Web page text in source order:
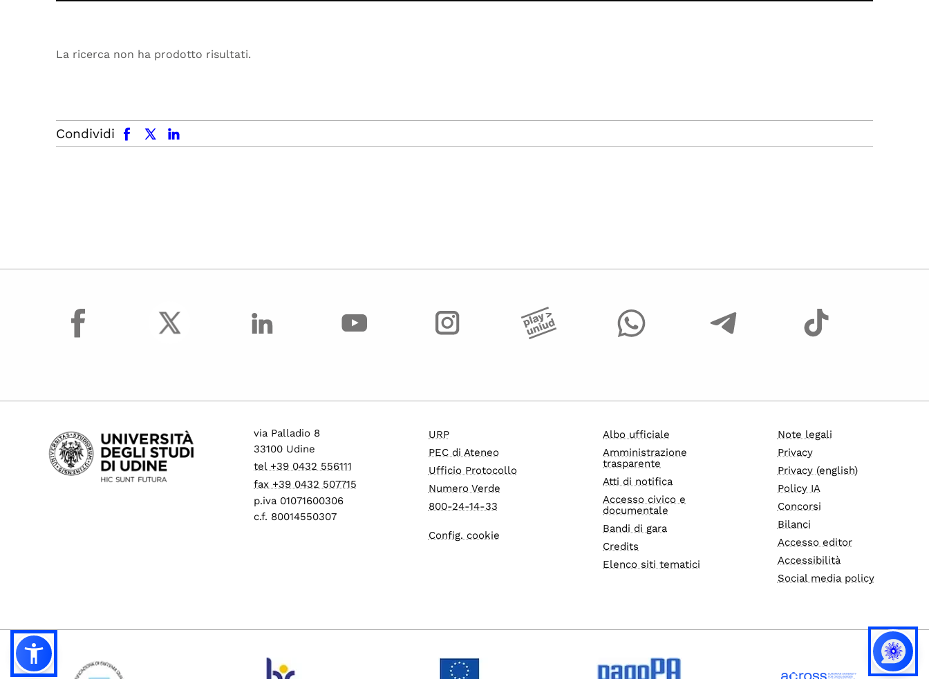
La ricerca non ha prodotto risultati.
Condividi
facebook x.com linkedin
facebook
via Palladio 8
33100 Udine
tel +39 0432 556111
fax +39 0432 507715
p.iva 01071600306
c.f. 80014550307
URP
PEC di Ateneo
Ufficio Protocollo
Numero Verde
800-24-14-33
Config. cookie
Albo ufficiale
Amministrazione
trasparente
Atti di notifica
Accesso civico e
documentale
Bandi di gara
Credits
Elenco siti tematici
Note legali
Privacy
Privacy (english)
Policy IA
Concorsi
Bilanci
Accesso editor
Accessibilità
Social media policy